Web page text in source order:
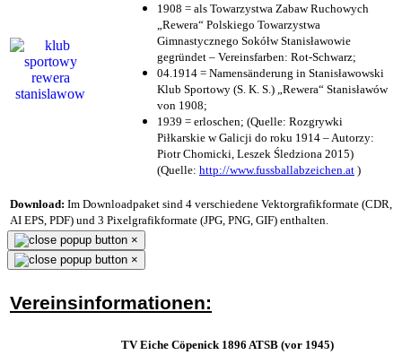
1908 = als Towarzystwa Zabaw Ruchowych
„Rewera“ Polskiego Towarzystwa
Gimnastycznego Sokółw Stanisławowie
gegründet – Vereinsfarben: Rot-Schwarz;
04.1914 = Namensänderung in Stanisławowski
Klub Sportowy (S. K. S.) „Rewera“ Stanisławów
von 1908;
1939 = erloschen; (Quelle: Rozgrywki
Piłkarskie w Galicji do roku 1914 – Autorzy:
Piotr Chomicki, Leszek Śledziona 2015)
(Quelle: http://www.fussballabzeichen.at )
Download: Im Downloadpaket sind 4 verschiedene Vektorgrafikformate (CDR,
AI EPS, PDF) und 3 Pixelgrafikformate (JPG, PNG, GIF) enthalten.
×
×
Vereinsinformationen:
TV Eiche Cöpenick 1896 ATSB (vor 1945)